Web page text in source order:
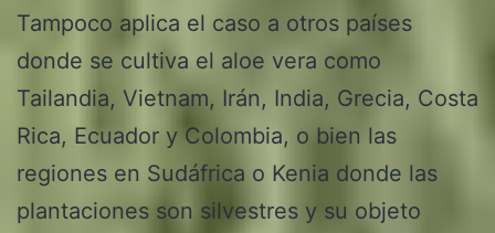
Tampoco aplica el caso a otros países
donde se cultiva el aloe vera como
Tailandia, Vietnam, Irán, India, Grecia, Costa
Rica, Ecuador y Colombia, o bien las
regiones en Sudáfrica o Kenia donde las
plantaciones son silvestres y su objeto